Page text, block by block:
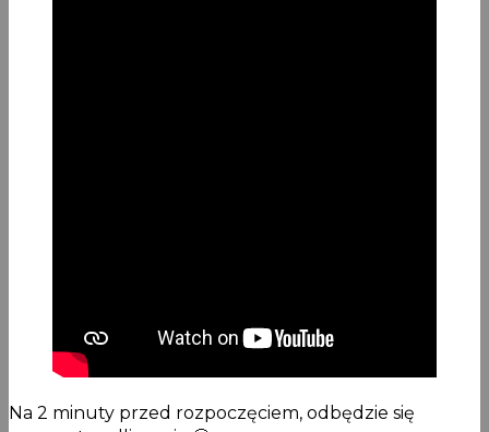
Na 2 minuty przed rozpoczęciem, odbędzie się